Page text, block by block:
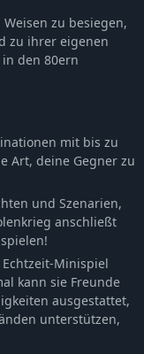
zu besiegen,
zu ihrer eigenen
den 80ern
mit bis zu
Art, deine Gegner zu
und Szenarien,
anschließt
Minispiel
kann sie Freunde
ausgestattet,
unterstützen,